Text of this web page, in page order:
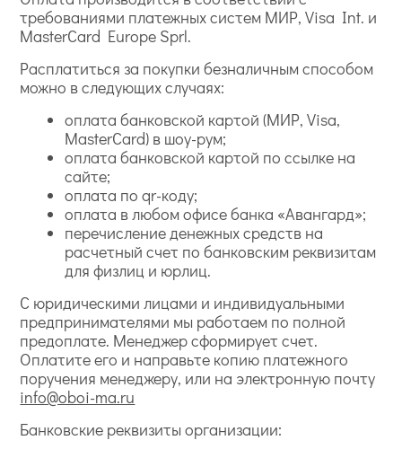
требованиями платежных систем МИР, Visa Int. и
MasterCard Europe Sprl.
Расплатиться за покупки безналичным способом
можно в следующих случаях:
оплата банковской картой (МИР, Visa,
MasterCard) в шоу-рум;
оплата банковской картой по ссылке на
сайте;
оплата по qr-коду;
оплата в любом офисе банка «Авангард»;
перечисление денежных средств на
расчетный счет по банковским реквизитам
для физлиц и юрлиц.
С юридическими лицами и индивидуальными
предпринимателями мы работаем по полной
предоплате. Менеджер сформирует счет.
Оплатите его и направьте копию платежного
поручения менеджеру, или на электронную почту
info@oboi-ma.ru
Банковские реквизиты организации: